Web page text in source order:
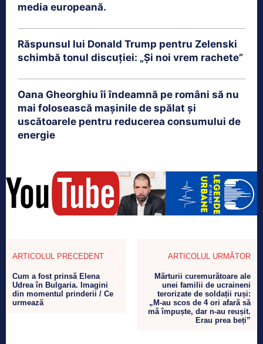
media europeană.
Răspunsul lui Donald Trump pentru Zelenski
schimbă tonul discuției: „Și noi vrem rachete”
Oana Gheorghiu îi îndeamnă pe români să nu
mai folosească mașinile de spălat și
uscătoarele pentru reducerea consumului de
energie
ARTICOLUL PRECEDENT
Cum a fost prinsă Elena
Udrea în Bulgaria. Imagini
din momentul prinderii / Ce
urmează
ARTICOLUL URMĂTOR
Mărturii curemurătoare ale
unei familii de ucraineni
terorizate de soldații ruși:
„M-au scos de 4 ori afară să
mă împuște, dar n-au reușit.
Erau prea beți”